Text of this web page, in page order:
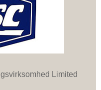
Limited